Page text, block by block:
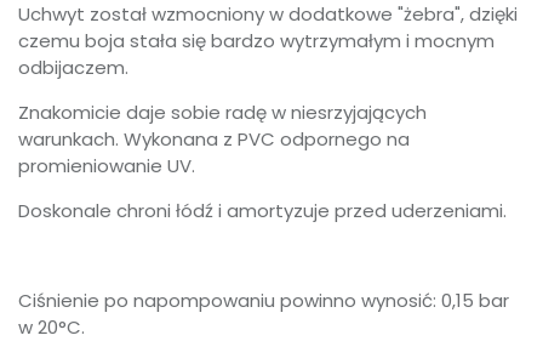
Uchwyt został wzmocniony w dodatkowe "żebra", dzięki
czemu boja stała się bardzo wytrzymałym i mocnym
odbijaczem.
Znakomicie daje sobie radę w niesrzyjających
warunkach. Wykonana z PVC odpornego na
promieniowanie UV.
Doskonale chroni łódź i amortyzuje przed uderzeniami.
Ciśnienie po napompowaniu powinno wynosić: 0,15 bar
w 20°C.